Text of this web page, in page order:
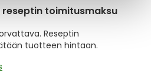
toimitusmaksu
Reseptin
tuotteen hintaan.